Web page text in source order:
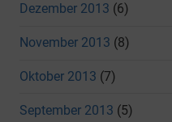
Dezember 2013 (6)
November 2013 (8)
Oktober 2013 (7)
September 2013 (5)